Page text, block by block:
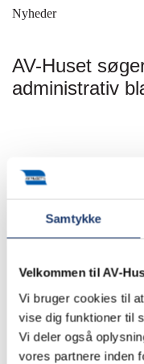
Samtykke
Velkommen til AV-
Vi bruger cookies til
vise dig funktioner til
Vi deler også
vores partnere inden
Nyheder
AV-Huset
administrativ